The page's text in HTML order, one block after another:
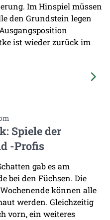
Im Hinspiel müssen
den Grundstein legen
ist wieder zurück im
Spiele der
-Profis
gab es am
bei den Füchsen. Die
können alle
werden. Gleichzeitig
vorn, ein weiteres